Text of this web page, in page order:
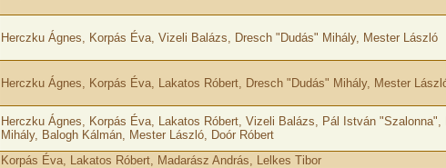
Herczku Ágnes, Korpás Éva, Vizeli Balázs, Dresch "Dudás" Mihály, Mester László
Herczku Ágnes, Korpás Éva, Lakatos Róbert, Dresch "Dudás" Mihály, Mester
Herczku Ágnes, Korpás Éva, Lakatos Róbert, Vizeli Balázs, Pál István "Szalonna",
Mihály, Balogh Kálmán, Mester László, Doór Róbert
Korpás Éva, Lakatos Róbert, Madarász András, Lelkes Tibor